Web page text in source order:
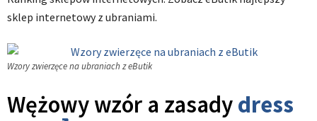
sklep internetowy z ubraniami.
Wzory zwierzęce na ubraniach z eButik
Wężowy wzór a zasadydress